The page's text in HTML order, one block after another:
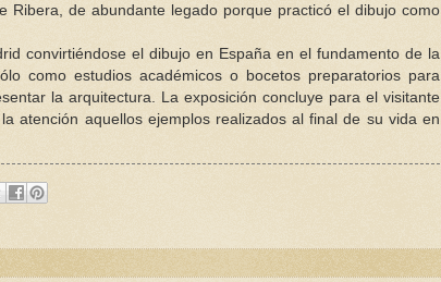
Ribera, de abundante legado porque practicó el dibujo como
convirtiéndose el dibujo en España en el fundamento de la
como estudios académicos o bocetos preparatorios para
la arquitectura. La exposición concluye para el visitante
atención aquellos ejemplos realizados al final de su vida en